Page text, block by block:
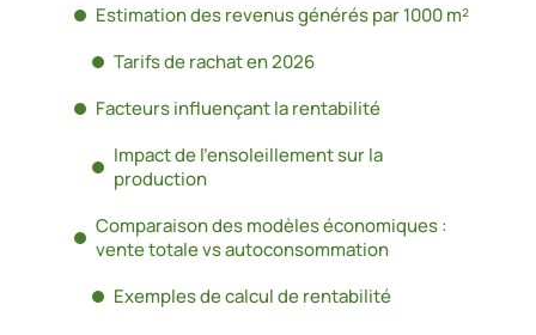
Estimation des revenus générés par 1000 m²
Tarifs de rachat en 2026
Facteurs influençant la rentabilité
Impact de l’ensoleillement sur la
production
Comparaison des modèles économiques :
vente totale vs autoconsommation
Exemples de calcul de rentabilité